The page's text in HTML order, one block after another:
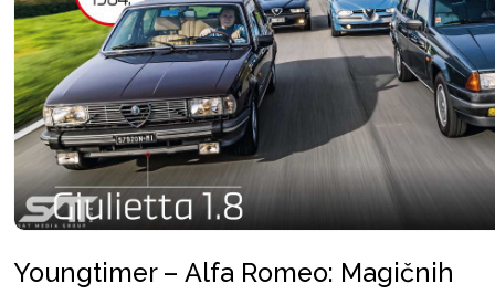
Youngtimer – Alfa Romeo: Magičnih